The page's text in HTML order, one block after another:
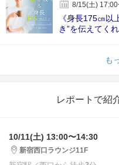
8/15(土) 17:00
《身長175㎝以
き”を伝えてく
も
レポートで紹
10/11(土) 13:00〜14:30
新宿西口ラウンジ11F